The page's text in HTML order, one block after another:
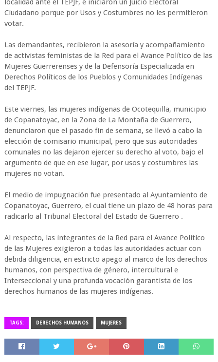
localidad ante el TEPJF, e iniciaron un Juicio Electoral
Ciudadano porque por Usos y Costumbres no les permitieron
votar.
Las demandantes, recibieron la asesoría y acompañamiento
de activistas feministas de la Red para el Avance Político de las
Mujeres Guerrerenses y de la Defensoría Especializada en
Derechos Políticos de los Pueblos y Comunidades Indígenas
del TEPJF.
Este viernes, las mujeres indígenas de Ocotequilla, municipio
de Copanatoyac, en la Zona de La Montaña de Guerrero,
denunciaron que el pasado fin de semana, se llevó a cabo la
elección de comisario municipal, pero que sus autoridades
comunales no las dejaron ejercer su derecho al voto, bajo el
argumento de que en ese lugar, por usos y costumbres las
mujeres no votan.
El medio de impugnación fue presentado al Ayuntamiento de
Copanatoyac, Guerrero, el cual tiene un plazo de 48 horas para
radicarlo al Tribunal Electoral del Estado de Guerrero .
Al respecto, las integrantes de la Red para el Avance Político
de las Mujeres exigieron a todas las autoridades actuar con
debida diligencia, en estricto apego al marco de los derechos
humanos, con perspectiva de género, intercultural e
Interseccional y una profunda vocación garantista de los
derechos humanos de las mujeres indígenas.
TAGS: DERECHOS HUMANOS MUJERES